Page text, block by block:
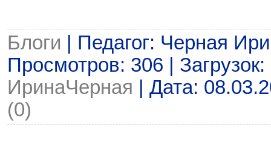
Блоги | Педагог: Черная
Просмотров: 306 |
ИринаЧерная | Дата:
(0)